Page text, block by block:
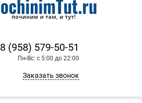
8 (958) 579-50-51
Пн-Вс: с 5:00 до 22:00
Заказать звонок